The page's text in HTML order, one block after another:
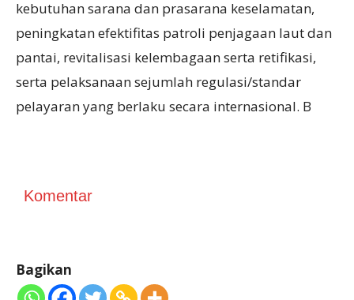
kebutuhan sarana dan prasarana keselamatan,
peningkatan efektifitas patroli penjagaan laut dan
pantai, revitalisasi kelembagaan serta retifikasi,
serta pelaksanaan sejumlah regulasi/standar
pelayaran yang berlaku secara internasional. B
Komentar
Bagikan